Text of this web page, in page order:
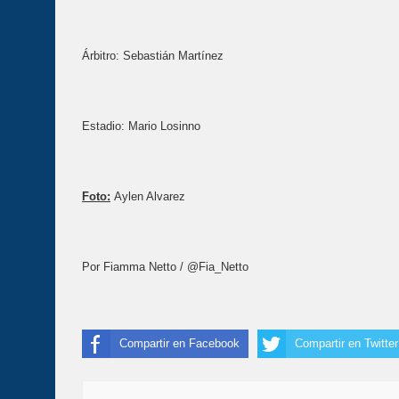
Árbitro: Sebastián Martínez
Estadio: Mario Losinno
Foto: Aylen Alvarez
Por Fiamma Netto / @Fia_Netto
Compartir en Facebook Compartir en Twitter